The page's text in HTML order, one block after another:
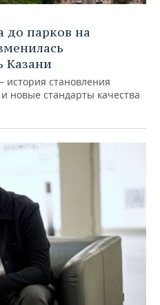
до парков на
Казани
становления
новые стандарты качества